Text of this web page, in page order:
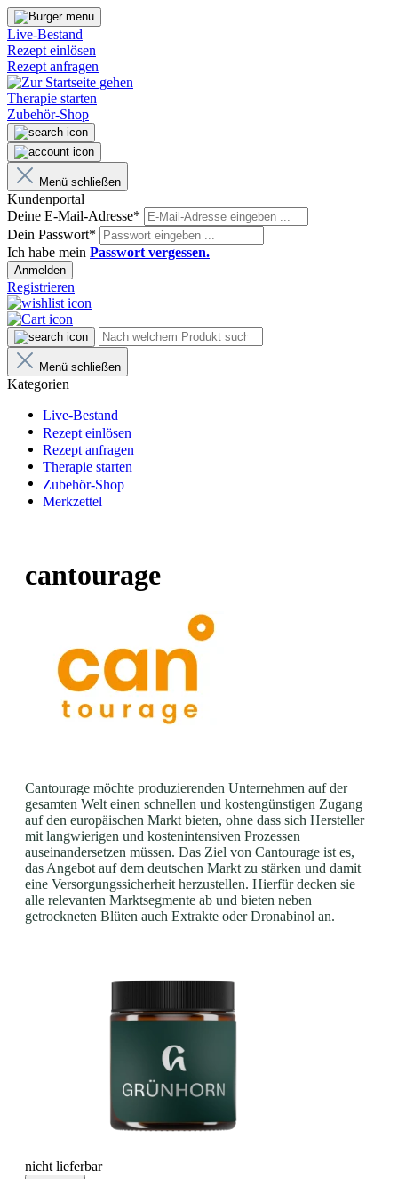
Live-Bestand
Rezept einlösen
Rezept anfragen
Therapie starten
Zubehör-Shop
Menü schließen
Kundenportal
Deine E-Mail-Adresse*
Dein Passwort*
Ich habe mein Passwort vergessen.
Anmelden
Registrieren
Menü schließen
Kategorien
Live-Bestand
Rezept einlösen
Rezept anfragen
Therapie starten
Zubehör-Shop
Merkzettel
cantourage
Cantourage möchte produzierenden Unternehmen auf der
gesamten Welt einen schnellen und kostengünstigen Zugang
auf den europäischen Markt bieten, ohne dass sich Hersteller
mit langwierigen und kostenintensiven Prozessen
auseinandersetzen müssen. Das Ziel von Cantourage ist es,
das Angebot auf dem deutschen Markt zu stärken und damit
eine Versorgungssicherheit herzustellen. Hierfür decken sie
alle relevanten Marktsegmente ab und bieten neben
getrockneten Blüten auch Extrakte oder Dronabinol an.
nicht lieferbar